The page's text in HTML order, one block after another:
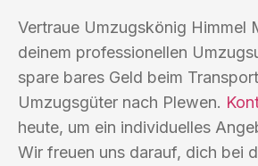
Vertraue Umzugskönig Himmel
deinem professionellen
spare bares Geld beim
Umzugsgüter nach Plewen.
heute, um ein individuelles
Wir freuen uns darauf, dich bei